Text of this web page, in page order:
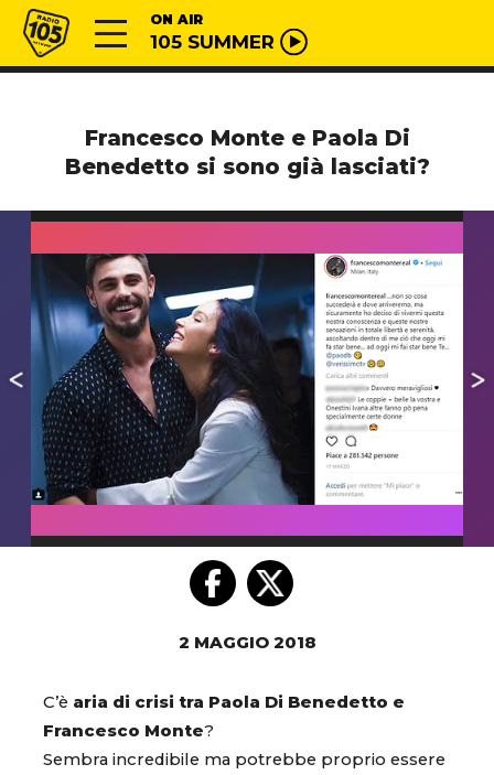
Vai al contenuto
Radio 105 ON AIR
105 SUMMER
Francesco Monte e Paola Di
Benedetto si sono già lasciati?
2 MAGGIO 2018
C’è aria di crisi tra Paola Di Benedetto e
Francesco Monte?
Sembra incredibile ma potrebbe proprio essere